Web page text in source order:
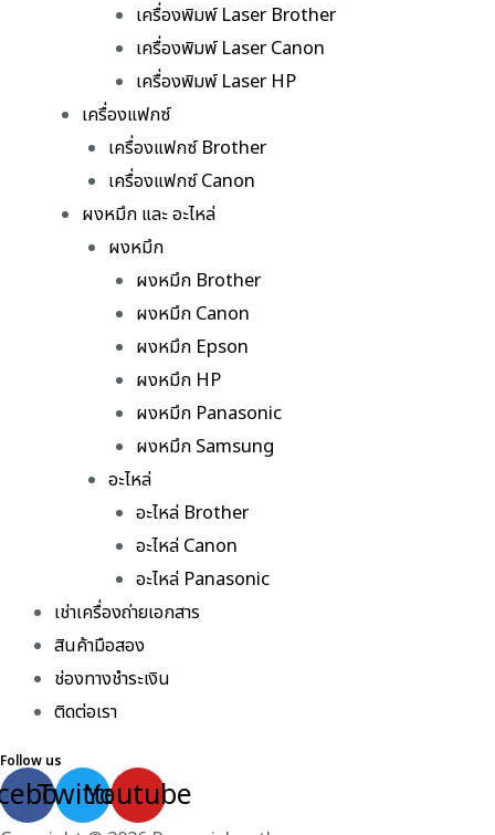
เครื่องพิมพ์ Laser Brother
เครื่องพิมพ์ Laser Canon
เครื่องพิมพ์ Laser HP
เครื่องแฟกซ์
เครื่องแฟกซ์ Brother
เครื่องแฟกซ์ Canon
ผงหมึก และ อะไหล่
ผงหมึก
ผงหมึก Brother
ผงหมึก Canon
ผงหมึก Epson
ผงหมึก HP
ผงหมึก Panasonic
ผงหมึก Samsung
อะไหล่
อะไหล่ Brother
อะไหล่ Canon
อะไหล่ Panasonic
เช่าเครื่องถ่ายเอกสาร
สินค้ามือสอง
ช่องทางชำระเงิน
ติดต่อเรา
Follow us
TwitterYoutube